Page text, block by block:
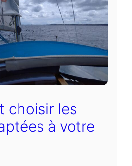
choisir les
à votre